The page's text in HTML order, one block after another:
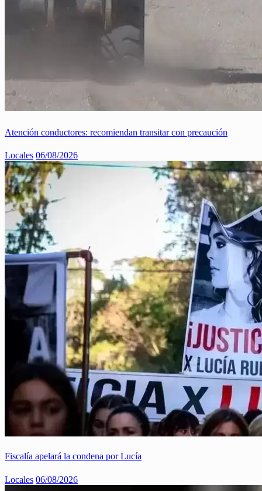
Atención conductores: recomiendan transitar con precaución
Locales 06/08/2026
Fiscalía apelará la condena por Lucía
Locales 06/08/2026